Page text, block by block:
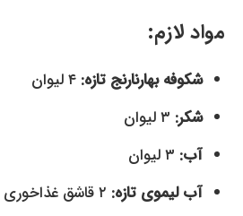
مواد لازم:
شکوفه بهارنارنج تازه:
شکر:
آب:
آب لیموی تازه: